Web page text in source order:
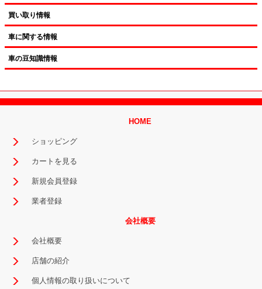
買い取り情報
車に関する情報
車の豆知識情報
HOME
ショッピング
カートを見る
新規会員登録
業者登録
会社概要
会社概要
店舗の紹介
個人情報の取り扱いについて